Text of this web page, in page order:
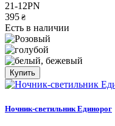
21-12PN
395 ₴
Есть в наличии
Купить
Ночник-светильник Единорог